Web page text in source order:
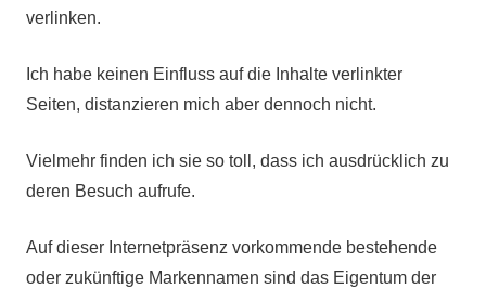
verlinken.
Ich habe keinen Einfluss auf die Inhalte verlinkter
Seiten, distanzieren mich aber dennoch nicht.
Vielmehr finden ich sie so toll, dass ich ausdrücklich zu
deren Besuch aufrufe.
Auf dieser Internetpräsenz vorkommende bestehende
oder zukünftige Markennamen sind das Eigentum der